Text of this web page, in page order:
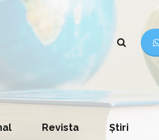
Revista Știri